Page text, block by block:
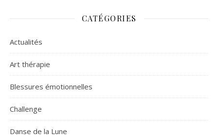
CATÉGORIES
Actualités
Art thérapie
Blessures émotionnelles
Challenge
Danse de la Lune